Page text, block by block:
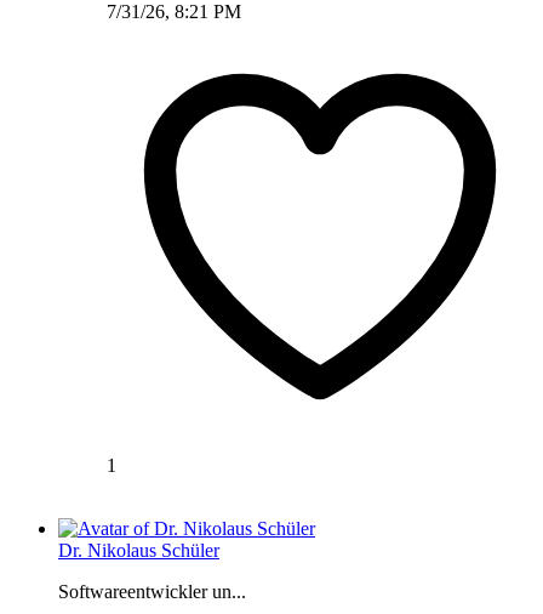
7/31/26, 8:21 PM
1
Dr. Nikolaus Schüler
Softwareentwickler un...